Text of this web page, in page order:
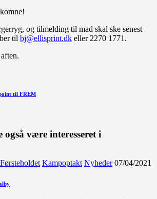
og tilmelding til mad skal ske senest
til bj@ellisprint.dk eller 2270 1771.
til FREM
også være interesseret i
Førsteholdet Kampoptakt Nyheder 07/04/2021